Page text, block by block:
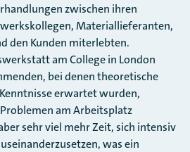
zwischen ihren
Materiallieferanten,
den Kunden miterlebten.
am College in London
bei denen theoretische
erwartet wurden,
am Arbeitsplatz
sehr viel mehr Zeit, sich intensiv
was ein